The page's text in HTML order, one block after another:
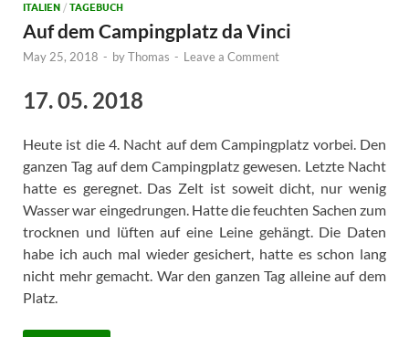
ITALIEN / TAGEBUCH
Auf dem Campingplatz da Vinci
May 25, 2018 - byThomas - Leave a Comment
17. 05. 2018
Heute ist die 4. Nacht auf dem Campingplatz vorbei. Den
ganzen Tag auf dem Campingplatz gewesen. Letzte Nacht
hatte es geregnet. Das Zelt ist soweit dicht, nur wenig
Wasser war eingedrungen. Hatte die feuchten Sachen zum
trocknen und lüften auf eine Leine gehängt. Die Daten
habe ich auch mal wieder gesichert, hatte es schon lang
nicht mehr gemacht. War den ganzen Tag alleine auf dem
Platz.